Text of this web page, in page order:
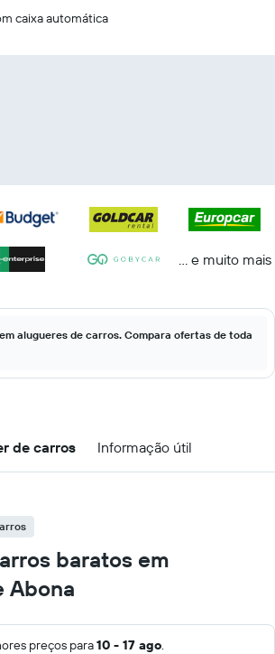
caixa automática
... e muito mais
alugueres de carros. Compara ofertas de toda
de carros Informação útil
baratos em
Abona
preços para10 - 17 ago.